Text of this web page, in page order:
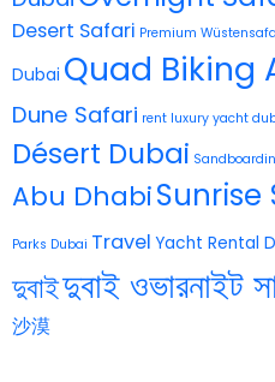
Desert Safari Premium
Dubai Quad Biking
Dune Safari rent luxury yacht
Désert Dubai
Abu DhabiSunrise
Parks Dubai Travel Yacht Rental
দুবাইদুবাই ওভারনাইট
沙漠